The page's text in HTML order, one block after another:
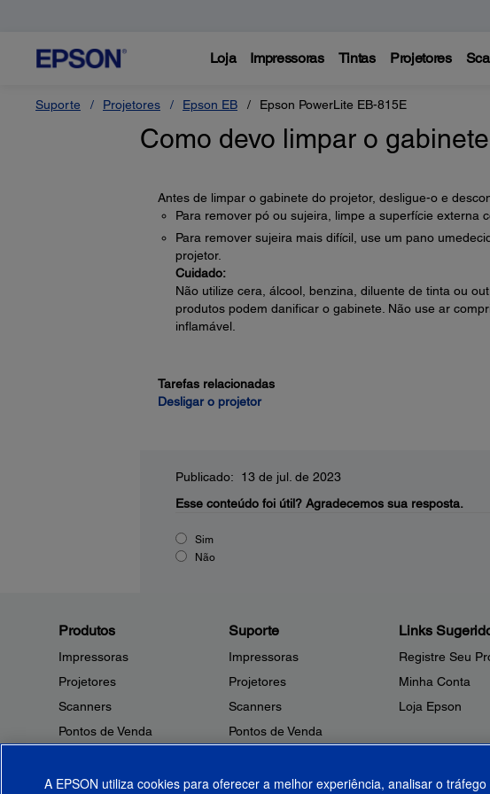
Loja Impressoras Tintas Projetores
Suporte Projetores Epson EB Epson PowerLite EB-815E
Como devo limpar o
Antes de limpar o gabinete do projetor, desligue-o e
Para remover pó ou sujeira, limpe a superfície externa
Para remover sujeira mais difícil, use um pano
projetor.
Cuidado:
Não utilize cera, álcool, benzina, diluente de tinta ou
produtos podem danificar o gabinete. Não use ar
inflamável.
Tarefas relacionadas
Desligar o projetor
Publicado: 13 de jul. de 2023
Esse conteúdo foi útil? Agradecemos sua resposta.
Sim
Não
Produtos
Impressoras
Projetores
Scanners
Pontos de Venda
Microdispositivos
Suporte
Impressoras
Projetores
Scanners
Pontos de Venda
Outros Produtos
Links
Registre Seu
Minha Conta
Loja Epson
A EPSON utiliza cookies para oferecer a melhor experiência, analisar o